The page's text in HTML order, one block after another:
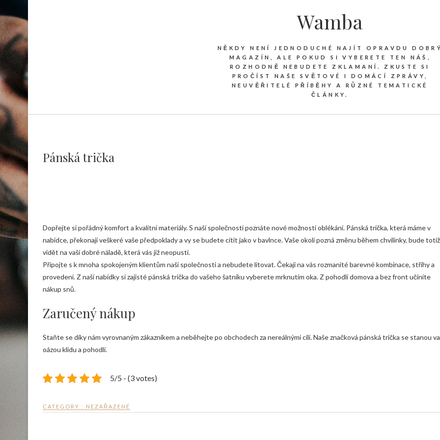
Wamba
NĚKDY NENÍ JEDNODUCHÉ NAJÍT OPRAVDU
MAGAZÍN, ALE POKUD SI VYBERETE TEN NÁŠ,
ROZHODNĚ NEBUDETE ZKLAMANÍ. ZKUSTE SI
PROČÍST NAŠE SVĚTOVÉ I DOMÁCÍ ZPRÁVY,
NEUVĚŘITELÉ PŘÍBĚHY A RŮZNÉ TEMATICKÉ
ČLÁNKY.
Pánská trička
Dopřejte si pořádný komfort a kvalitní materiály. S naší společností poznáte nové možnosti oblékání. Pánská trička, která máme v
nabídce, překonají veškeré vaše předpoklady a vy se budete cítit jako v bavlnce. Vaše okolí pozná změnu během chvilinky, bude totiž
vidět na vaší dobré náladě, která vás již neopustí.
Připojte s k mnoha spokojeným klientům naší společnosti a nebudete litovat. Čekají na vás rozmanité barevné kombinace, střihy a
provedení. Z naší nabídky si zajisté pánská trička do vašeho šatníku vyberete mrknutím oka. Z pohodlí domova a bez front učiníte
nákup snů.
Zaručený nákup
Staňte se díky nám vyrovnaným zákazníkem a neběhejte po obchodech za nereálnými cíli. Naše značková pánská trička se stanou
oázou klidu a pohodlí.
5/5 - (3 votes)
CATEGORY : NEZAŘAZENÉ